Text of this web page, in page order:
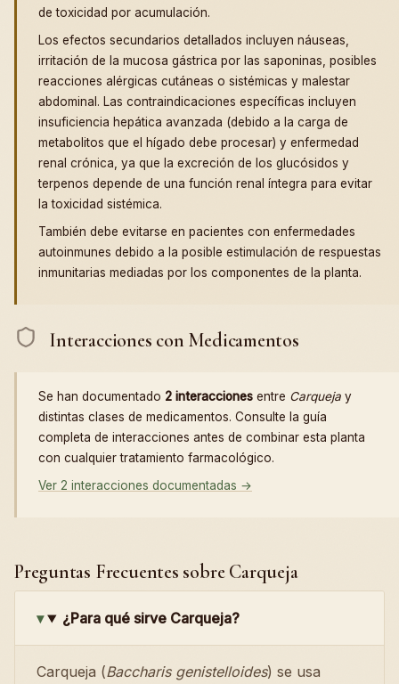
de toxicidad por acumulación.
Los efectos secundarios detallados incluyen náuseas,
irritación de la mucosa gástrica por las saponinas, posibles
reacciones alérgicas cutáneas o sistémicas y malestar
abdominal. Las contraindicaciones específicas incluyen
insuficiencia hepática avanzada (debido a la carga de
metabolitos que el hígado debe procesar) y enfermedad
renal crónica, ya que la excreción de los glucósidos y
terpenos depende de una función renal íntegra para evitar
la toxicidad sistémica.
También debe evitarse en pacientes con enfermedades
autoinmunes debido a la posible estimulación de respuestas
inmunitarias mediadas por los componentes de la planta.
Interacciones con Medicamentos
Se han documentado 2 interacciones entre Carqueja y
distintas clases de medicamentos. Consulte la guía
completa de interacciones antes de combinar esta planta
con cualquier tratamiento farmacológico.
Ver 2 interacciones documentadas →
Preguntas Frecuentes sobre Carqueja
¿Para qué sirve Carqueja?
Carqueja (Baccharis genistelloides) se usa